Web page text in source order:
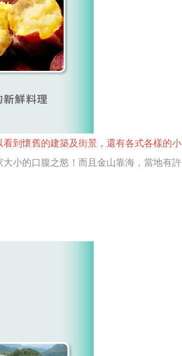
看到懷舊的建築及街景，還有各式各樣的小
小的口腹之慾！而且金山靠海，當地有許